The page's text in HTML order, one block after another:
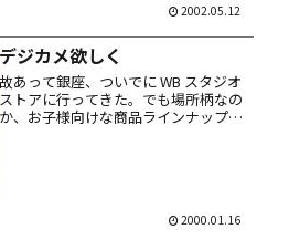
2002.05.12
デジカメ欲しく
故あって銀座、ついでに WB スタジオ
ストアに行ってきた。でも場所柄なの
か、お子様向けな商品ラインナップで
2000.01.16